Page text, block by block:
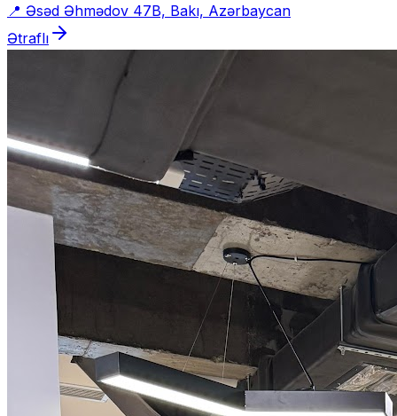
📍 Əsəd Əhmədov 47B, Bakı, Azərbaycan
Ətraflı